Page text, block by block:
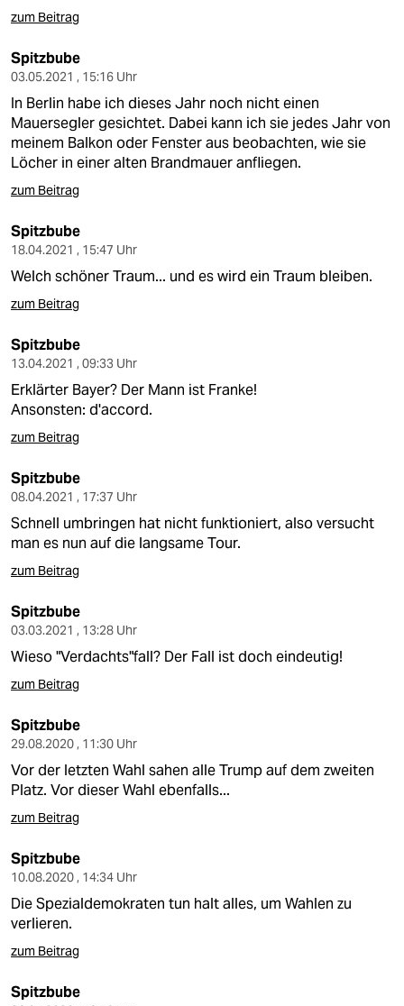
zum Beitrag
Spitzbube
03.05.2021 , 15:16 Uhr
In Berlin habe ich dieses Jahr noch nicht einen
Mauersegler gesichtet. Dabei kann ich sie jedes Jahr von
meinem Balkon oder Fenster aus beobachten, wie sie
Löcher in einer alten Brandmauer anfliegen.
zum Beitrag
Spitzbube
18.04.2021 , 15:47 Uhr
Welch schöner Traum... und es wird ein Traum bleiben.
zum Beitrag
Spitzbube
13.04.2021 , 09:33 Uhr
Erklärter Bayer? Der Mann ist Franke!
Ansonsten: d'accord.
zum Beitrag
Spitzbube
08.04.2021 , 17:37 Uhr
Schnell umbringen hat nicht funktioniert, also versucht
man es nun auf die langsame Tour.
zum Beitrag
Spitzbube
03.03.2021 , 13:28 Uhr
Wieso "Verdachts"fall? Der Fall ist doch eindeutig!
zum Beitrag
Spitzbube
29.08.2020 , 11:30 Uhr
Vor der letzten Wahl sahen alle Trump auf dem zweiten
Platz. Vor dieser Wahl ebenfalls...
zum Beitrag
Spitzbube
10.08.2020 , 14:34 Uhr
Die Spezialdemokraten tun halt alles, um Wahlen zu
verlieren.
zum Beitrag
Spitzbube